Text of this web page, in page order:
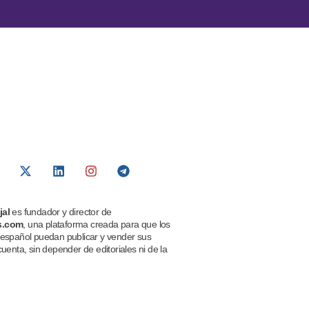
es fundador y director de
, una plataforma creada para que los
puedan publicar y vender sus
sin depender de editoriales ni de la